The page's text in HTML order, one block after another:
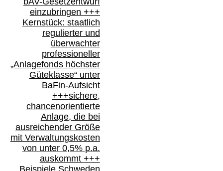
einzubringen +++
Kernstück: staatlich
regulierter und
überwachter
professioneller
„Anlagefonds höchster
Güteklasse“ unter
BaFin-Aufsicht
+++sichere,
chancenorientierte
Anlage, die bei
ausreichender Größe
mit Verwaltungskosten
von unter 0,5% p.a.
auskommt +++
Beispiele Schweden